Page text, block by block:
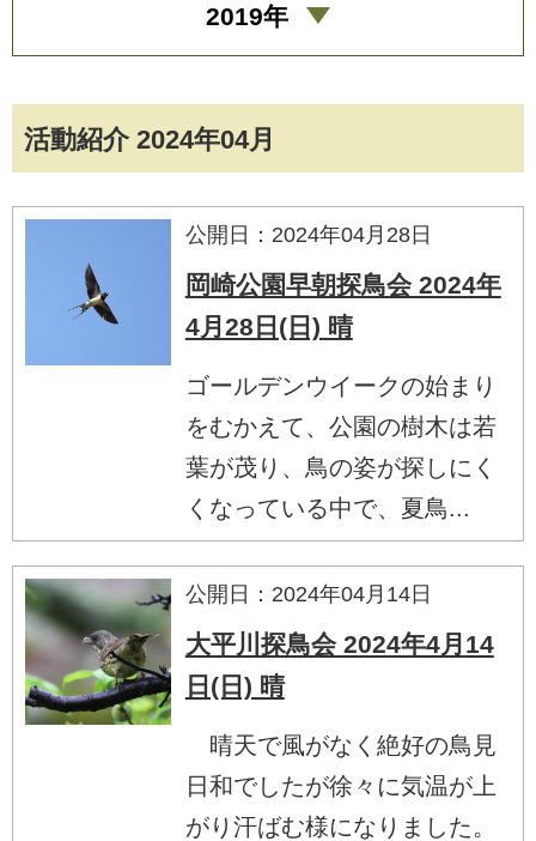
活動紹介 2024年04月
公開日：2024年04月28日
岡崎公園早朝探鳥会 2024年
4月28日(日) 晴
ゴールデンウイークの始まり
をむかえて、公園の樹木は若
葉が茂り、鳥の姿が探しにく
くなっている中で、夏鳥...
公開日：2024年04月14日
大平川探鳥会 2024年4月14
日(日) 晴
晴天で風がなく絶好の鳥見
日和でしたが徐々に気温が上
がり汗ばむ様になりました。
2019年